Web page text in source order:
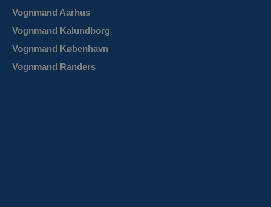
Vognmand Aarhus
Vognmand Kalundborg
Vognmand København
Vognmand Randers